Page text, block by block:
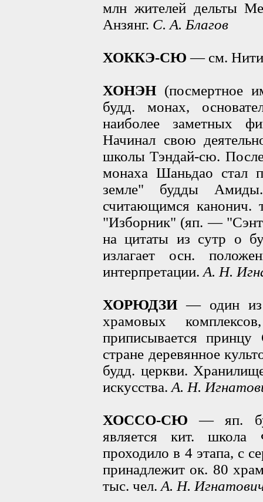
млн жителей дельты
Анзянг. С. А. Благов
ХОККЭ-СЮ — см.
ХОНЭН (посмертное
будд. монах,
наиболее заметных
Начинал свою
школы Тэндай-сю. После
монаха Шаньдао стал
земле" будды
считающимся канонич.
"Изборник" (яп. —
на цитаты из сутр о
излагает осн.
интерпретации. А. Н.
ХОРЮДЗИ — один из
храмовых
приписывается
стране деревянное
будд. церкви.
искусства. А. Н.
ХОССО-СЮ — яп.
является кит. школа
проходило в 4 этапа, с
принадлежит ок. 80
тыс. чел. А. Н.